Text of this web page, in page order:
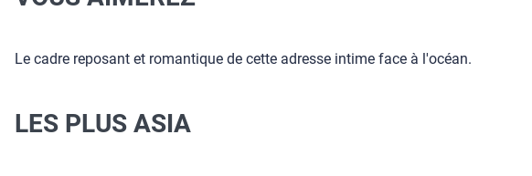
Le cadre reposant et romantique de cette adresse intime face à l'océan.
LES PLUS ASIA